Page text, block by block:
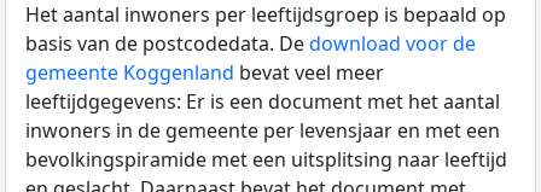
Het aantal inwoners per leeftijdsgroep is bepaald op
basis van de postcodedata. Dedownload voor de
gemeente Koggenland bevat veel meer
leeftijdgegevens: Er is een document met het aantal
inwoners in de gemeente per levensjaar en met een
bevolkingspiramide met een uitsplitsing naar leeftijd